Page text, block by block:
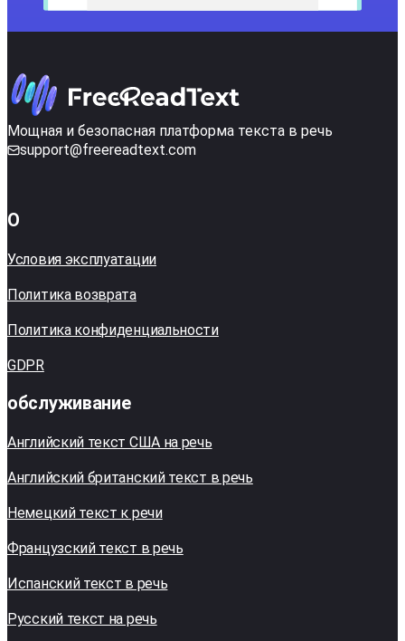
Мощная и безопасная платформа текста в речь
support@freereadtext.com
О
Условия эксплуатации
Политика возврата
Политика конфиденциальности
GDPR
обслуживание
Английский текст США на речь
Английский британский текст в речь
Немецкий текст к речи
Французский текст в речь
Испанский текст в речь
Русский текст на речь